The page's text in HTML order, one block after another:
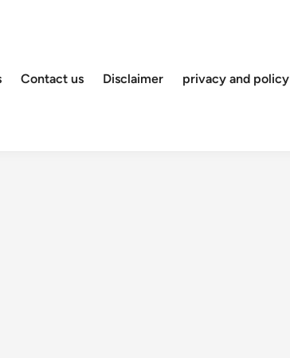
Contact us Disclaimer privacy and policy